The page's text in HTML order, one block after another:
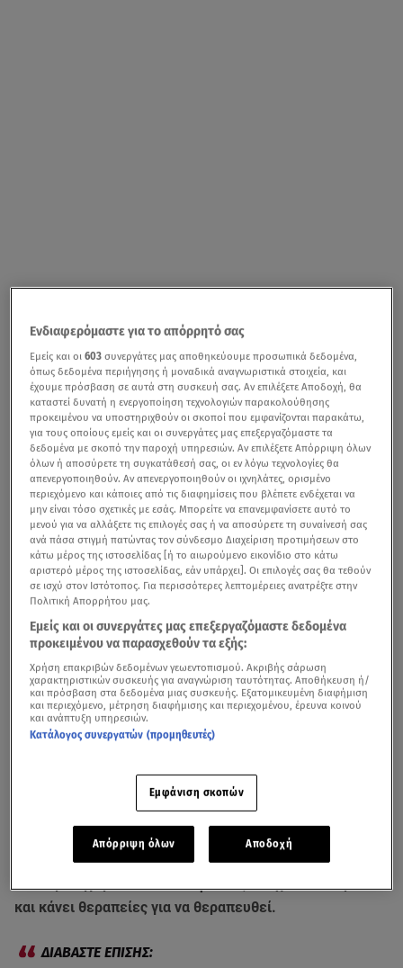
Στο επίκεντρο του παγκόσμιου ενδιαφέροντος η Κέιτ Μίντλετον / SKAI
Ευχαριστήριες κάρτες από τη βασιλική οικογένεια
εστάλησαν σε εκείνους που στήριξαν τηνΚέιτ Μίντλετον
από τη στιγμή που αποκάλυψε πως πάσχει από καρκίνο
και κάνει θεραπείες για να θεραπευθεί.
Ενδιαφερόμαστε για το απόρρητό σας
Εμείς και οι603 συνεργάτες μας αποθηκεύουμε προσωπικά δεδομένα,
όπως δεδομένα περιήγησης ή μοναδικά αναγνωριστικά στοιχεία, και
έχουμε πρόσβαση σε αυτά στη συσκευή σας. Αν επιλέξετε Αποδοχή, θα
καταστεί δυνατή η ενεργοποίηση τεχνολογιών παρακολούθησης
προκειμένου να υποστηριχθούν οι σκοποί που εμφανίζονται παρακάτω,
για τους οποίους εμείς και οι συνεργάτες μας επεξεργαζόμαστε τα
δεδομένα με σκοπό την παροχή υπηρεσιών. Αν επιλέξετε Απόρριψη όλων
όλων ή αποσύρετε τη συγκατάθεσή σας, οι εν λόγω τεχνολογίες θα
απενεργοποιηθούν. Αν απενεργοποιηθούν οι ιχνηλάτες, ορισμένο
περιεχόμενο και κάποιες από τις διαφημίσεις που βλέπετε ενδέχεται να
μην είναι τόσο σχετικές με εσάς. Μπορείτε να επανεμφανίσετε αυτό το
μενού για να αλλάξετε τις επιλογές σας ή να αποσύρετε τη συναίνεσή σας
ανά πάσα στιγμή πατώντας τον σύνδεσμο Διαχείριση προτιμήσεων στο
κάτω μέρος της ιστοσελίδας [ή το αιωρούμενο εικονίδιο στο κάτω
αριστερό μέρος της ιστοσελίδας, εάν υπάρχει]. Οι επιλογές σας θα τεθούν
σε ισχύ στον Ιστότοπος. Για περισσότερες λεπτομέρειες ανατρέξτε στην
Πολιτική Απορρήτου μας.
Εμείς και οι συνεργάτες μας επεξεργαζόμαστε δεδομένα
προκειμένου να παρασχεθούν τα εξής:
Χρήση επακριβών δεδομένων γεωεντοπισμού. Ακριβής σάρωση
χαρακτηριστικών συσκευής για αναγνώριση ταυτότητας. Αποθήκευση ή/
και πρόσβαση στα δεδομένα μιας συσκευής. Εξατομικευμένη διαφήμιση
και περιεχόμενο, μέτρηση διαφήμισης και περιεχομένου, έρευνα κοινού
και ανάπτυξη υπηρεσιών.
Κατάλογος συνεργατών (προμηθευτές)
Εμφάνιση σκοπών
Απόρριψη όλων Αποδοχή